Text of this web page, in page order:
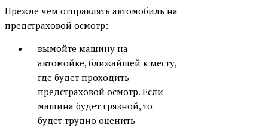
Прежде чем отправлять автомобиль на
предстраховой осмотр:
вымойте машину на
автомойке, ближайшей к месту,
где будет проходить
предстраховой осмотр. Если
машина будет грязной, то
будет трудно оценить